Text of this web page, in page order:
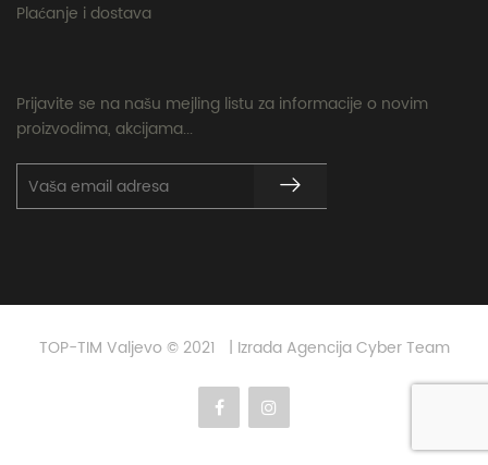
Plaćanje i dostava
Prijavite se na našu mejling listu za informacije o novim
proizvodima, akcijama...
TOP-TIM Valjevo © 2021 | Izrada Agencija Cyber Team